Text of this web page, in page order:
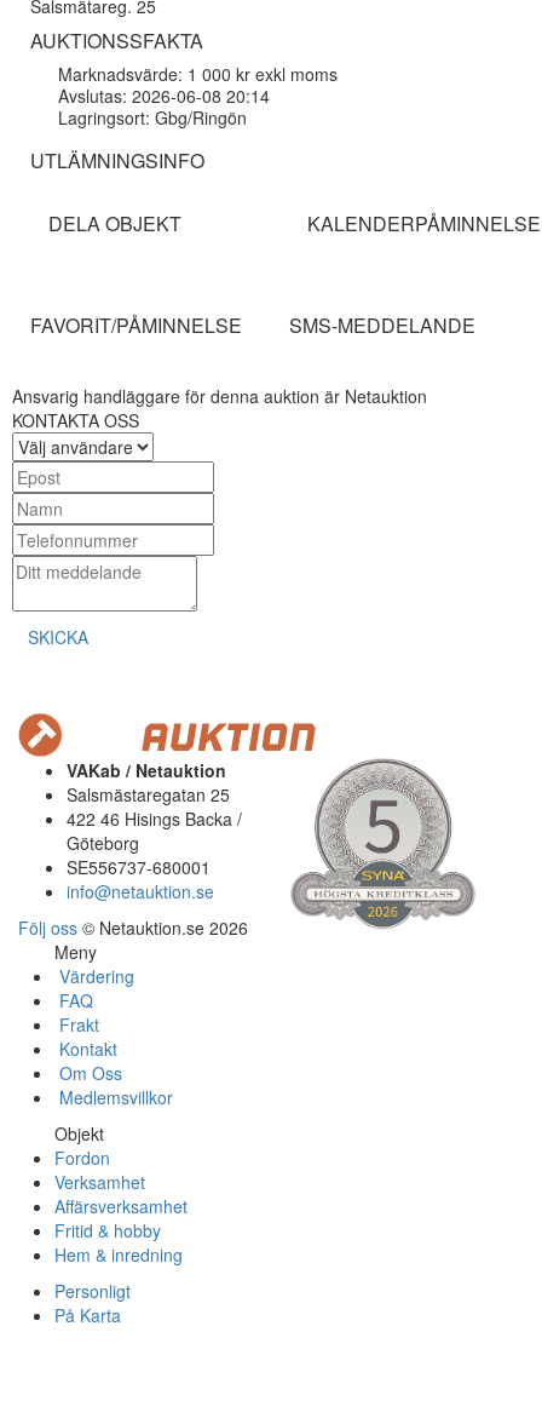
Salsmätareg. 25
AUKTIONSSFAKTA
Marknadsvärde: 1 000 kr exkl moms
Avslutas: 2026-06-08 20:14
Lagringsort: Gbg/Ringön
UTLÄMNINGSINFO
DELA OBJEKT KALENDERPÅMINNELSE
FAVORIT/PÅMINNELSE SMS-MEDDELANDE
Ansvarig handläggare för denna auktion är Netauktion
KONTAKTA OSS
SKICKA
VAKab / Netauktion
Salsmästaregatan 25
422 46 Hisings Backa /
Göteborg
SE556737-680001
info@netauktion.se
Följ oss © Netauktion.se 2026
Meny
Värdering
FAQ
Frakt
Kontakt
Om Oss
Medlemsvillkor
Objekt
Fordon
Verksamhet
Affärsverksamhet
Fritid & hobby
Hem & inredning
Personligt
På Karta